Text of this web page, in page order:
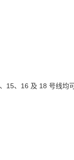
15、16 及 18 号线均